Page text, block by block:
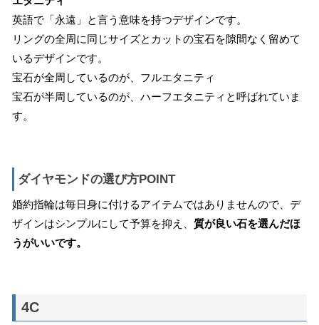
英語で「永遠」と言う意味を持つデザインです。
リングの全周に同じサイズとカットの宝石を隙間なく留めて
いるデザインです。
宝石が全周しているのが、フルエタニティ
宝石が半周しているのが、ハーフエタニティと呼ばれていま
す。
ダイヤモンドの選び方POINT
婚約指輪は毎日身に付けるアイテムではありませんので、デ
ザインはシンプルにして予算を抑え、 質が良い石を選んだほ
うがいいです。
4C